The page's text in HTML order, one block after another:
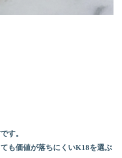
す。
も価値が落ちにくいK18を選ぶ